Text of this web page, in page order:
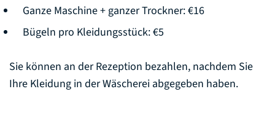
Ganze Maschine + ganzer Trockner: €16
Bügeln pro Kleidungsstück: €5
Sie können an der Rezeption bezahlen, nachdem Sie
Ihre Kleidung in der Wäscherei abgegeben haben.